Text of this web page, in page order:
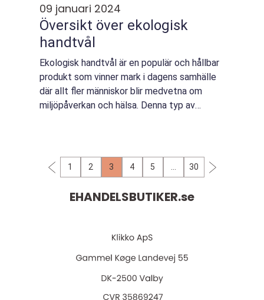
09 januari 2024
Översikt över ekologisk
handtvål
Ekologisk handtvål är en populär och hållbar
produkt som vinner mark i dagens samhälle
där allt fler människor blir medvetna om
miljöpåverkan och hälsa. Denna typ av
1 2 3 4 5 30
EHANDELSBUTIKER.se